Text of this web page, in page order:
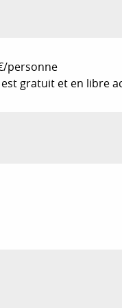
personne
gratuit et en libre